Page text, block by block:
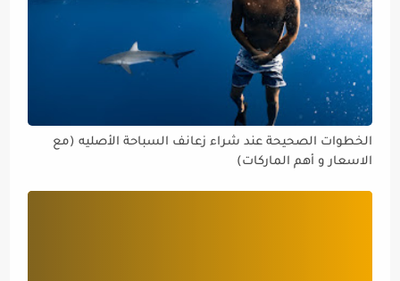
الخطوات الصحيحة عند شراء زعانف السباحة الأصليه (مع
الاسعار و أهم الماركات)